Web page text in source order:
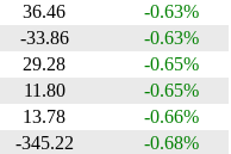
36.46
-0.63%
-33.86
-0.63%
29.28
-0.65%
11.80
-0.65%
13.78
-0.66%
-345.22
-0.68%